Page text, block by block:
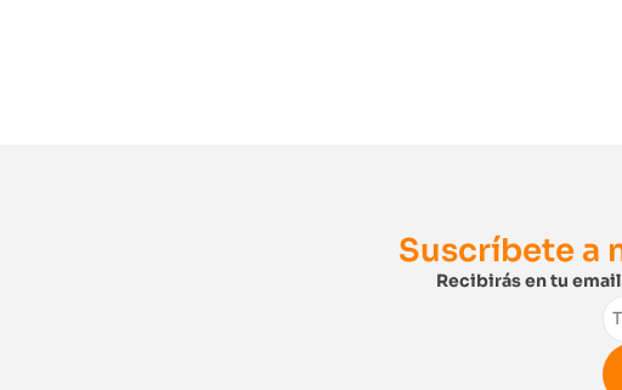
Suscríbete a
Recibirás en tu